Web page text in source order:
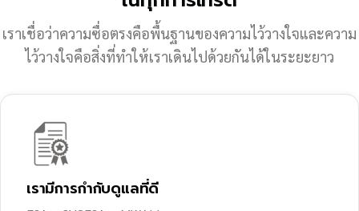
เราเชื่อว่าความซื่อตรงคือพื้นฐานของความไว้วางใจและความ
ไว้วางใจคือสิ่งที่ทำให้เราเดินไปด้วยกันได้ในระยะยาว
เรามีการกำกับดูแลที่ดี